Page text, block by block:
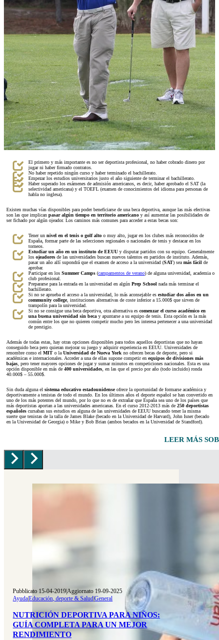
El primero y más importante es no ser deportista profesional, no haber cobrado dinero por
jugar ni haber firmado contratos.
No haber repetido ningún curso y haber terminado el bachillerato.
Empezar los estudios universitarios justo el año siguiente de terminar el bachillerato.
Haber superado los exámenes de admisión americanos, es decir, haber aprobado el SAT (la
selectividad americana) y el TOEFL (examen de conocimientos del idioma para personas de
habla no inglesa).
Existen muchas vías disponibles para poder beneficiarse de una beca deportiva, aunque las más efectivas
son las que implican pasar algún tiempo en territorio americano y así aumentar las posibilidades de
ser fichado por algún ojeador. Los caminos más comunes para acceder a estas becas son:
Tener un nivel en el tenis o golf alto o muy alto, jugar en los clubes más reconocidos de
España, formar parte de las selecciones regionales o nacionales de tenis y destacar en los
torneos.
Estudiar un año en un instituto de EEUU y disputar partidos con su equipo. Generalmente
los ojeadores de las universidades buscan nuevos talentos en partidos de instituto. Además,
pasar un año allí supondrá que el examen de acceso a la universidad (SAT) seamás fácil de
aprobar.
Participar en los Summer Camps (campamentos de verano) de alguna universidad, academia o
club profesional.
Prepararse para la entrada en la universidad en algún Prep School nada más terminar el
bachillerato.
Si no se aprueba el acceso a la universidad, lo más aconsejable es estudiar dos años en un
community college, instituciones alternativas de coste inferior a 15.000$ que sirven de
trampolín para la universidad.
Si no se consigue una beca deportiva, otra alternativa es comenzar el curso académico en
una buena universidad sin beca y apuntarse a su equipo de tenis. Esta opción es la más
común entre los que no quieren competir mucho pero les interesa pertenecer a una universidad
de prestigio.
Además de todas estas, hay otras opciones disponibles para todos aquellos deportistas que no hayan
conseguido beca pero quieran mejorar su juego y adquirir experiencia en EEUU. Universidades de
renombre como el MIT o laUniversidad de Nueva York no ofrecen becas de deporte, pero si
académicas e internacionales. Acceder a una de ellas supone competir en equipos de divisiones más
bajas, pero tener mayores opciones de jugar y sumar minutos en competiciones nacionales. Esta es una
opción disponible en más de 400 universidades, en las que el precio por año (todo incluido) ronda
40.000$ – 55.000$.
Sin duda alguna el sistema educativo estadounidenseofrece la oportunidad de formarse académica y
deportivamente a tenistas de todo el mundo. En los últimos años el deporte español se han convertido en
uno de los más potentes del mundo, por lo que no es de extrañar que España sea uno de los países que
más deportistas aportan a las universidades americanas. En el curso 2012-2013 más de 250 deportistas
españoles cursaban sus estudios en alguna de las universidades de EEUU buscando tener la misma
suerte que tenistas de la talla de James Blake (becado en la Universidad de Harvard), John Isner (becado
en la Universidad de Georgia) o Mike y Bob Brian (ambos becados en la Universidad de Standford).
LEER MÁS
Pubblicato 15-04-2019|Aggiornato 19-09-2025
Ayuda|Educación, deporte & Salud|General
NUTRICIÓN DEPORTIVA PARA NIÑOS:
GUÍA COMPLETA PARA UN MEJOR
RENDIMIENTO